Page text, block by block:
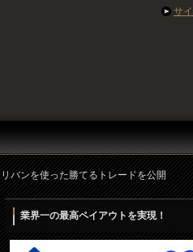
バンを使った勝てるトレードを公開
業界一の最高ペイアウトを実現！
サ